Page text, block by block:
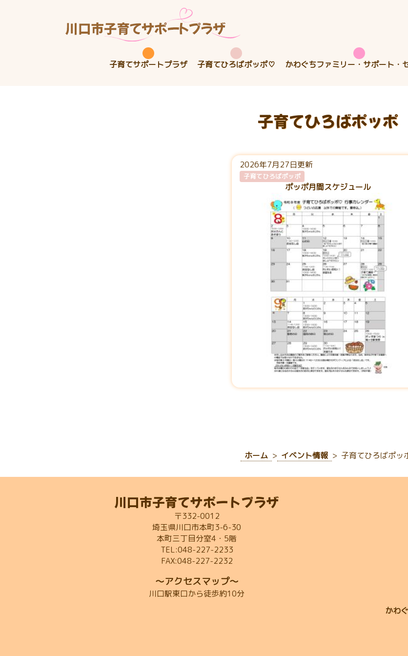
子育てサポートプラザ 子育てひろばポッポ♡ かわぐちファミリー・サポート・
子育てひろばポッポ
2026年7月27日更新
子育てひろばポッポ
ポッポ月間スケジュール
ホーム イベント情報 子育てひろばポッ
かわ
川口市子育てサポートプラザ
〒332-0012
埼玉県川口市本町3-6-30
本町三丁目分室4・5階
TEL:048-227-2233
FAX:048-227-2232
～アクセスマップ～
川口駅東口から徒歩約10分